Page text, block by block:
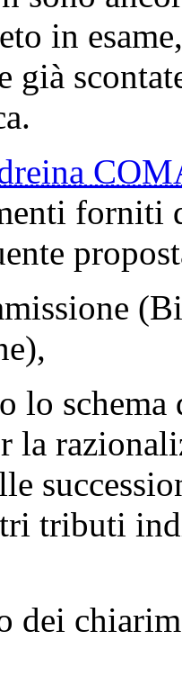
in
già
forniti
schema
la
tributi